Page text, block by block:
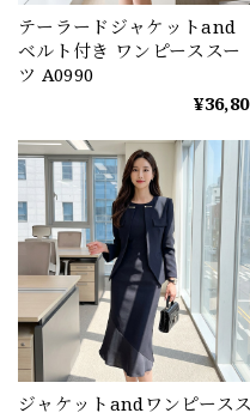
テーラードジャケットand
ベルト付き ワンピーススー
ツ A0990
ジャケットandワンピースス